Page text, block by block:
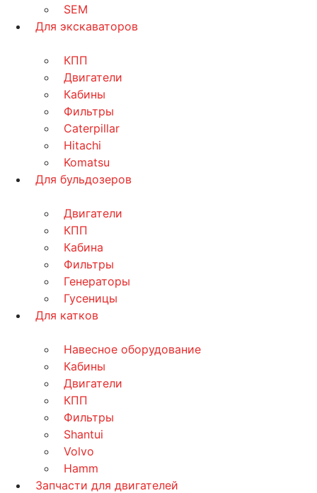
SEM
Для экскаваторов
КПП
Двигатели
Кабины
Фильтры
Caterpillar
Hitachi
Komatsu
Для бульдозеров
Двигатели
КПП
Кабина
Фильтры
Генераторы
Гусеницы
Для катков
Навесное оборудование
Кабины
Двигатели
КПП
Фильтры
Shantui
Volvo
Hamm
Запчасти для двигателей